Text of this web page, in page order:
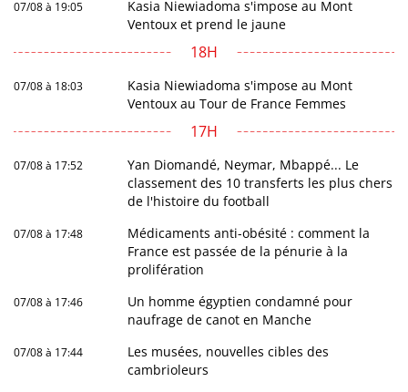
07/08 à 19:05
Kasia Niewiadoma s'impose au Mont
Ventoux et prend le jaune
18H
07/08 à 18:03
Kasia Niewiadoma s'impose au Mont
Ventoux au Tour de France Femmes
17H
07/08 à 17:52
Yan Diomandé, Neymar, Mbappé... Le
classement des 10 transferts les plus chers
de l'histoire du football
07/08 à 17:48
Médicaments anti-obésité : comment la
France est passée de la pénurie à la
prolifération
07/08 à 17:46
Un homme égyptien condamné pour
naufrage de canot en Manche
07/08 à 17:44
Les musées, nouvelles cibles des
cambrioleurs